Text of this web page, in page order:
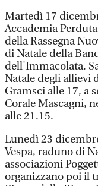
Martedì 17
Accademia
della Rassegna
di Natale della
dell'Immacolata.
Natale degli allievi
Gramsci alle 17, a
Corale Mascagni,
alle 21.15.
Lunedì 23
Vespa, raduno di
associazioni
organizzano poi il